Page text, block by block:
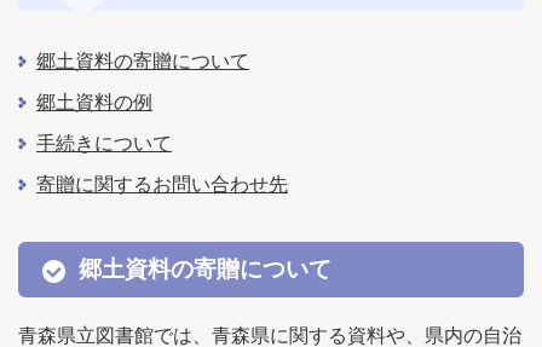
郷土資料の寄贈について
郷土資料の例
手続きについて
寄贈に関するお問い合わせ先
郷土資料の寄贈について
青森県立図書館では、青森県に関する資料や、県内の自治